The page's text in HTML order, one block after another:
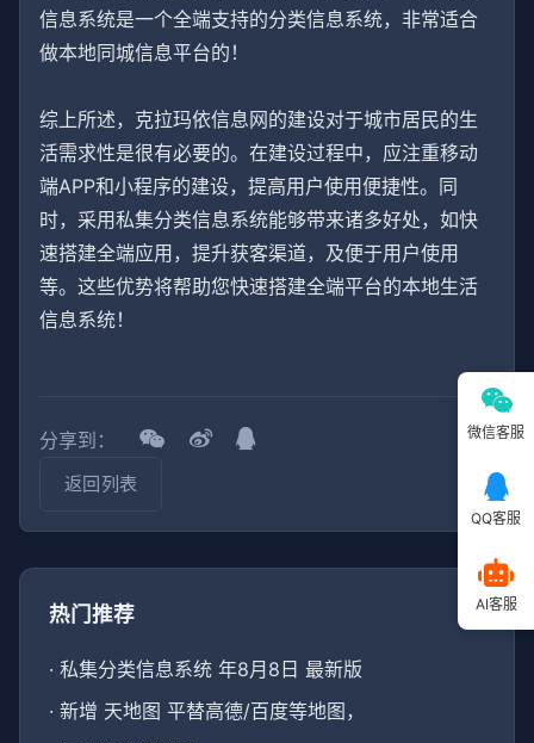
信息系统是一个全端支持的分类信息系统，非常适合
做本地同城信息平台的！
综上所述，克拉玛依信息网的建设对于城市居民的生
活需求性是很有必要的。在建设过程中，应注重移动
端APP和小程序的建设，提高用户使用便捷性。同
时，采用私集分类信息系统能够带来诸多好处，如快
速搭建全端应用，提升获客渠道，及便于用户使用
等。这些优势将帮助您快速搭建全端平台的本地生活
信息系统！
分享到：
返回列表
热门推荐
· 私集分类信息系统 年8月8日 最新版
· 新增 天地图 平替高德/百度等地图，
微信客服
QQ客服
AI客服